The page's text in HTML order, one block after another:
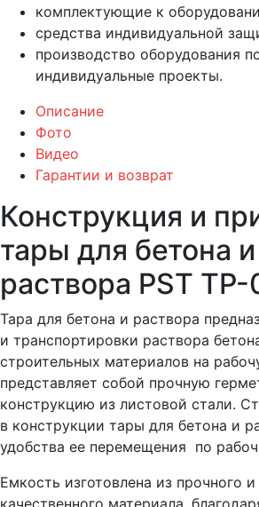
комплектующие к
средства индивидуальной
производство оборудования
индивидуальные проекты.
Описание
Фото
Видео
Гарантии и возврат
Конструкция и
тары для бетона и
раствора PST ТР-
Тара для бетона и раствора
и транспортировки раствора
строительных материалов на
представляет собой прочную
конструкцию из листовой стали.
в конструкции тары для бетона и
удобства ее перемещения по
Емкость изготовлена из прочного и
качественного материала,